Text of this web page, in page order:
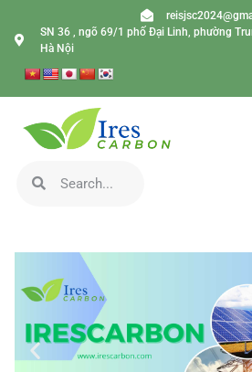
SN 36 , ngõ 69/1 phố Đại Linh, phường
Hà Nội